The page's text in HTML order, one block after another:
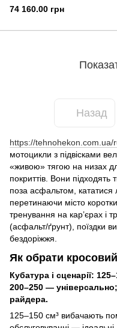
74 160.00 грн
Назад
https://tehnohekon.com.ua/
мотоцикли з підвісками
«живою» тягою на низах
покриттів. Вони
поза асфальтом, кататися
перетинаючи місто
тренування на кар’єрах і
(асфальт/ґрунт), поїздки
бездоріжжя.
Як обрати
Кубатура і сценарії:
200–250 —
райдера.
125–150 см³ вибачають